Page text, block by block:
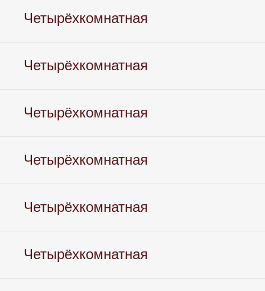
Четырёхкомнатная
Четырёхкомнатная
Четырёхкомнатная
Четырёхкомнатная
Четырёхкомнатная
Четырёхкомнатная